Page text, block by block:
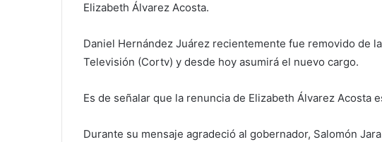
Elizabeth Álvarez Acosta.
Daniel Hernández Juárez recientemente fue removido de
Televisión (Cortv) y desde hoy asumirá el nuevo cargo.
Es de señalar que la renuncia de Elizabeth Álvarez Acosta
Durante su mensaje agradeció al gobernador, Salomón